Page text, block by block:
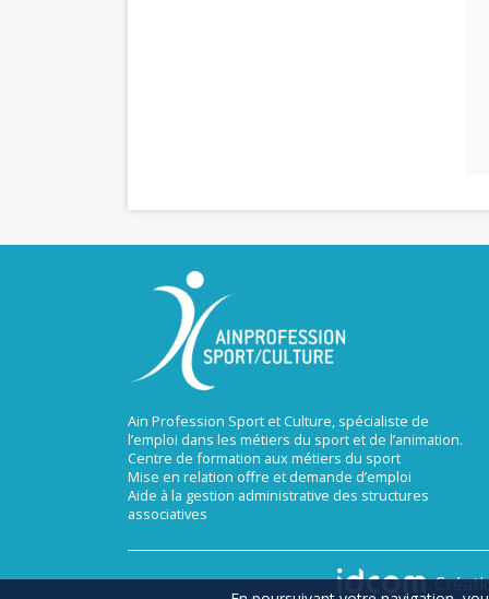
Ain Profession Sport et Culture, spécialiste de
l’emploi dans les métiers du sport et de l’animation.
Centre de formation aux métiers du sport
Mise en relation offre et demande d’emploi
Aide à la gestion administrative des structures
associatives